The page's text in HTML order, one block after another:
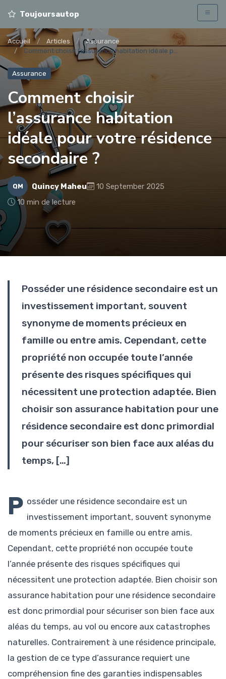
Toujoursautop
Accueil Articles
Assurance
Comment choisir l’assurance habitation idéale p...
Assurance
Comment choisir
l’assurance habitation
idéale pour votre résidence
secondaire ?
QM Quincy Maheu
10 September 2025
10 min de lecture
Posséder une résidence secondaire est un
investissement important, souvent
synonyme de moments précieux en
famille ou entre amis. Cependant, cette
propriété non occupée toute l’année
présente des risques spécifiques qui
nécessitent une protection adaptée. Bien
choisir son assurance habitation pour une
résidence secondaire est donc primordial
pour sécuriser son bien face aux aléas du
temps, […]
P osséder une résidence secondaire est un
investissement important, souvent synonyme
de moments précieux en famille ou entre amis.
Cependant, cette propriété non occupée toute
l’année présente des risques spécifiques qui
nécessitent une protection adaptée. Bien choisir son
assurance habitation pour une résidence secondaire
est donc primordial pour sécuriser son bien face aux
aléas du temps, au vol ou encore aux catastrophes
naturelles. Contrairement à une résidence principale,
la gestion de ce type d’assurance requiert une
compréhension fine des garanties indispensables